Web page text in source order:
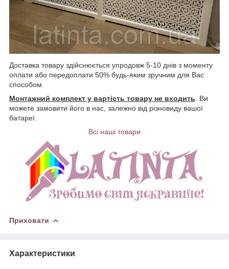
Доставка товару здійснюється упродовж 5-10 днів з моменту
оплати або передоплати 50% будь-яким зручним для Вас
способом.
Монтажний комплект у вартість товару не входить . Ви
можете замовити його в нас, залежно від різновиду вашої
батареї.
Всі наші товари
Приховати
Характеристики